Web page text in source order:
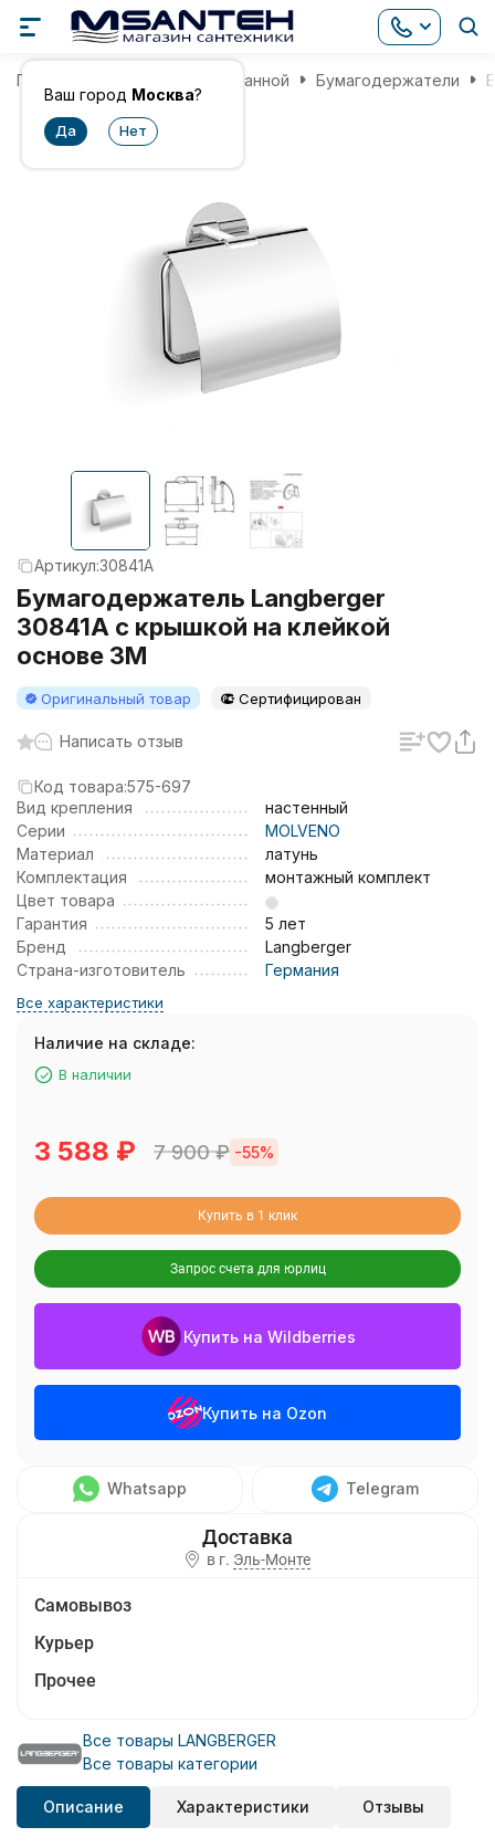
Ваш город Москва?
Главная Аксессуары для ванной Бумагодержатели
Артикул:30841A
Бумагодержатель Langberger
30841A с крышкой на клейкой
основе 3М
Оригинальный товар Сертифицирован
Написать отзыв
Код товара:575-697
Вид крепления
настенный
Серии
MOLVENO
Материал
латунь
Комплектация
монтажный комплект
Цвет товара
Гарантия
5 лет
Бренд
Langberger
Страна-изготовитель
Германия
Все характеристики
Наличие на складе:
В наличии
3 588 ₽ 7 900₽ -55%
Купить в 1 клик
Запрос счета для юрлиц
Купить на Wildberries
Купить на Ozon
Whatsapp Telegram
в г. Эль-Монте
Самовывоз
Курьер
Прочее
Все товары LANGBERGER
Все товары категории
Описание Характеристики Отзывы